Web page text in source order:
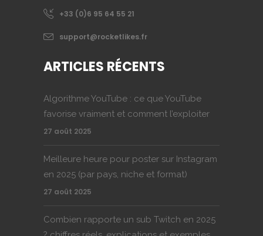
+33 (0)6 95 64 55 21
support@rocketlikes.fr
ARTICLES RÉCENTS
Algorithme YouTube : ce que YouTube
favorise vraiment et comment l’exploiter
27 août 2025
Meilleure heure pour poster sur Instagram
en 2025 (par pays, niche et format)
27 août 2025
Combien rapporte un sub Twitch en 2025